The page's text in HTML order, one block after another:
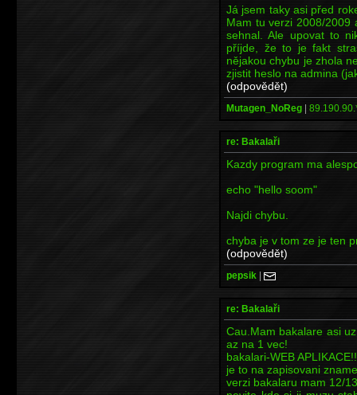
Já jsem taky asi před
Mam tu verzi 2008/2009
sehnal. Ale upovat to
příjde, že to je fakt
nějakou chybu je zhola
zjistit heslo na admina
(odpovědět)
Mutagen_NoReg |
re: Bakalaři
Kazdy program ma
echo "hello soom"
Najdi chybu.
chyba je v tom ze je ten
(odpovědět)
pepsik |
re: Bakalaři
Cau.Mam bakalare asi
az na 1 vec!
bakalari-WEB
je to na zapisovani
verzi bakalaru mam 12/